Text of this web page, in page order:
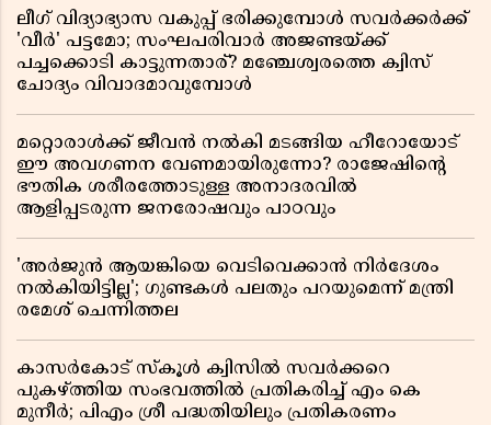
ലീഗ് വിദ്യാഭ്യാസ വകുപ്പ് ഭരിക്കുമ്പോൾ സവർക്കർക്ക്
'വീർ' പട്ടമോ; സംഘപരിവാർ അജണ്ടയ്ക്ക്
പച്ചക്കൊടി കാട്ടുന്നതാര്? മഞ്ചേശ്വരത്തെ ക്വിസ്
ചോദ്യം വിവാദമാവുമ്പോൾ
മറ്റൊരാൾക്ക് ജീവൻ നൽകി മടങ്ങിയ ഹീറോയോട്
ഈ അവഗണന വേണമായിരുന്നോ? രാജേഷിൻ്റെ
ഭൗതിക ശരീരത്തോടുള്ള അനാദരവിൽ
ആളിപ്പടരുന്ന ജനരോഷവും പാഠവും
'അർജുൻ ആയങ്കിയെ വെടിവെക്കാൻ നിർദേശം
നൽകിയിട്ടില്ല'; ഗുണ്ടകൾ പലതും പറയുമെന്ന് മന്ത്രി
രമേശ് ചെന്നിത്തല
കാസർകോട് സ്കൂൾ ക്വിസിൽ സവർക്കറെ
പുകഴ്ത്തിയ സംഭവത്തിൽ പ്രതികരിച്ച് എം കെ
മുനീർ; പിഎം ശ്രീ പദ്ധതിയിലും പ്രതികരണം